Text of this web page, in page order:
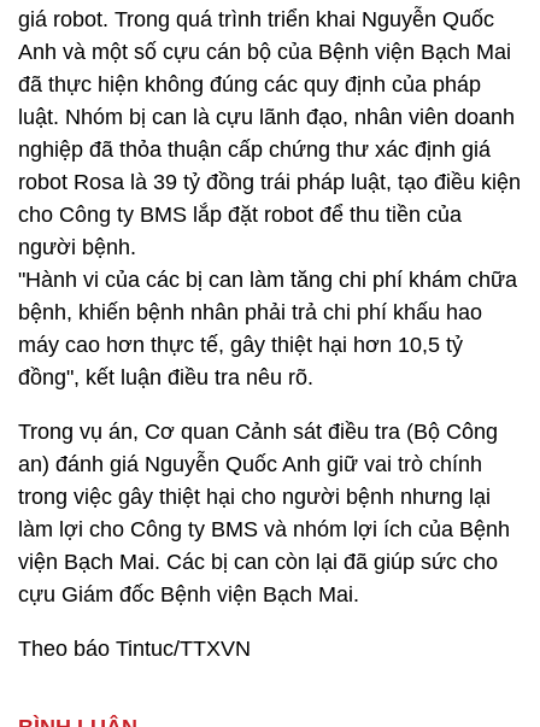
giá robot. Trong quá trình triển khai Nguyễn Quốc
Anh và một số cựu cán bộ của Bệnh viện Bạch Mai
đã thực hiện không đúng các quy định của pháp
luật. Nhóm bị can là cựu lãnh đạo, nhân viên doanh
nghiệp đã thỏa thuận cấp chứng thư xác định giá
robot Rosa là 39 tỷ đồng trái pháp luật, tạo điều kiện
cho Công ty BMS lắp đặt robot để thu tiền của
người bệnh.
"Hành vi của các bị can làm tăng chi phí khám chữa
bệnh, khiến bệnh nhân phải trả chi phí khấu hao
máy cao hơn thực tế, gây thiệt hại hơn 10,5 tỷ
đồng", kết luận điều tra nêu rõ.
Trong vụ án, Cơ quan Cảnh sát điều tra (Bộ Công
an) đánh giá Nguyễn Quốc Anh giữ vai trò chính
trong việc gây thiệt hại cho người bệnh nhưng lại
làm lợi cho Công ty BMS và nhóm lợi ích của Bệnh
viện Bạch Mai. Các bị can còn lại đã giúp sức cho
cựu Giám đốc Bệnh viện Bạch Mai.
Theo báo Tintuc/TTXVN